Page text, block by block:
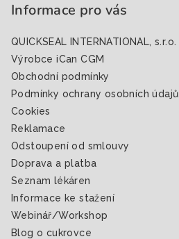
Informace pro vás
QUICKSEAL INTERNATIONAL, s.r.o.
Výrobce iCan CGM
Obchodní podmínky
Podmínky ochrany osobních údajů
Cookies
Reklamace
Odstoupení od smlouvy
Doprava a platba
Seznam lékáren
Informace ke stažení
Webinář/Workshop
Blog o cukrovce